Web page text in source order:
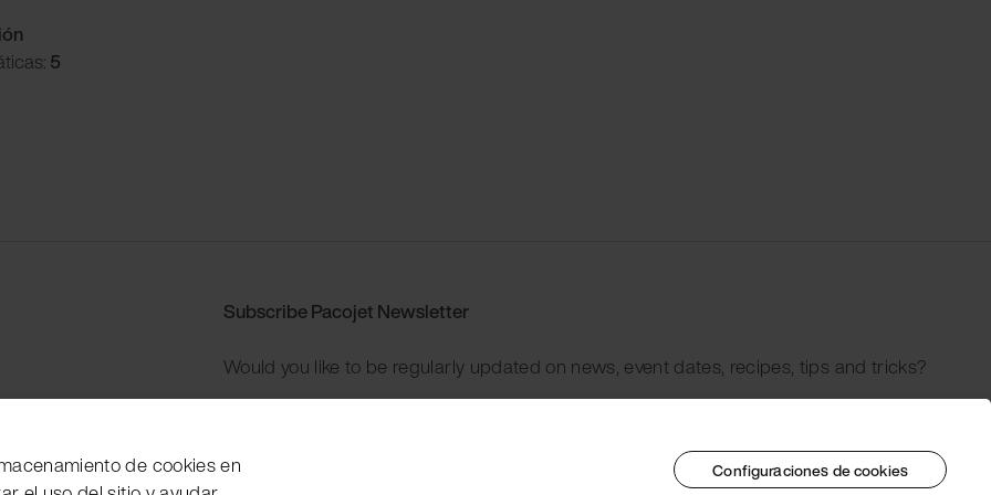
5
Subscribe Pacojet Newsletter
Would you like to be regularly updated on news, event dates, recipes, tips and tricks?
de cookies en
Configuraciones de cookies